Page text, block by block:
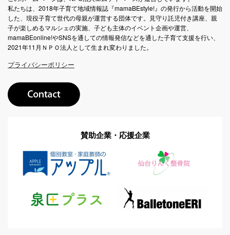
私たちは、2018年子育て地域情報誌『mamaBEstyle!』の発行から活動を開始
した、現役子育て世代の母親が運営する団体です。見守り託児付き講座、親
子が楽しめるマルシェの実施、子ども主体のイベント企画や運営、
mamaBEonline!やSNSを通しての情報発信などを通した子育て支援を行い、
2021年11月ＮＰＯ法人として生まれ変わりました。
プライバシーポリシー
賛助企業・応援企業